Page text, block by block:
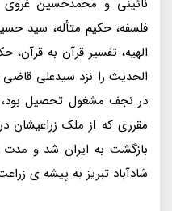
نائینی و محمدحسین غروی
فلسفه، حکیم متأله، سید
الهیه، تفسیر قرآن به قرآن،
الحدیث را نزد سیدعلی
در نجف مشغول تحصیل
مقرری که از ملک زراعیشان
بازگشت به ایران شد و
شادآباد تبریز به پیشه ی